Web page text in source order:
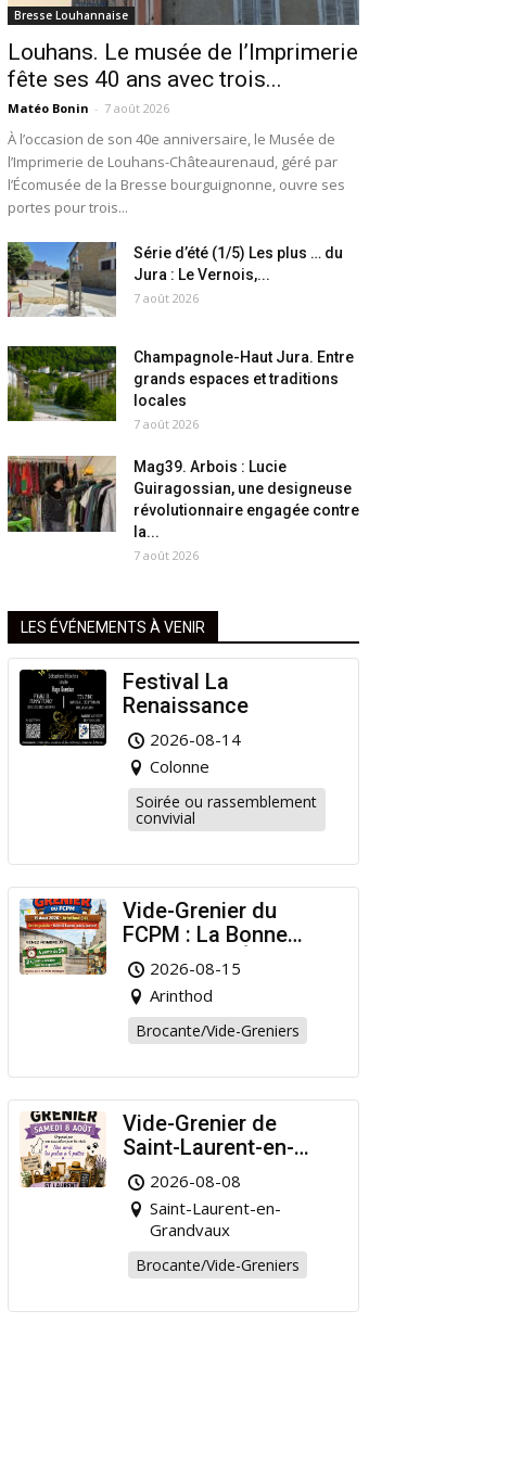
Bresse Louhannaise
Louhans. Le musée de l’Imprimerie
fête ses 40 ans avec trois...
Matéo Bonin - 7 août 2026
À l’occasion de son 40e anniversaire, le Musée de
l’Imprimerie de Louhans-Châteaurenaud, géré par
l’Écomusée de la Bresse bourguignonne, ouvre ses
portes pour trois...
Série d’été (1/5) Les plus … du
Jura : Le Vernois,...
7 août 2026
Champagnole-Haut Jura. Entre
grands espaces et traditions
locales
7 août 2026
Mag39. Arbois : Lucie
Guiragossian, une designeuse
révolutionnaire engagée contre
la...
7 août 2026
LES ÉVÉNEMENTS À VENIR
Festival La
Renaissance
2026-08-14
Colonne
Soirée ou rassemblement
convivial
Vide-Grenier du
FCPM : La Bonne
Affaire de l’Été à
Arinthod !
2026-08-15
Arinthod
Brocante/Vide-Greniers
Vide-Grenier de
Saint-Laurent-en-
Grandvaux : Venez
chiner pour la bonne
cause !
2026-08-08
Saint-Laurent-en-
Grandvaux
Brocante/Vide-Greniers